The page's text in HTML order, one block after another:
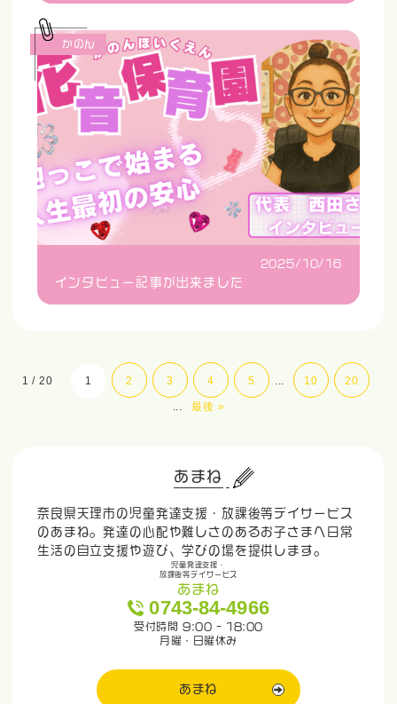
2025/10/16
インタビュー記事が出来ました
かのん
1 / 20 1 2 3 4 5 ... 10 20
... 最後 »
あまね
奈良県天理市の児童発達支援・放課後等デイサービス
のあまね。発達の心配や難しさのあるお子さまへ日常
生活の自立支援や遊び、学びの場を提供します。
児童発達支援・
放課後等デイサービス
あまね
0743-84-4966
受付時間 9:00 - 18:00
月曜・日曜休み
あまね